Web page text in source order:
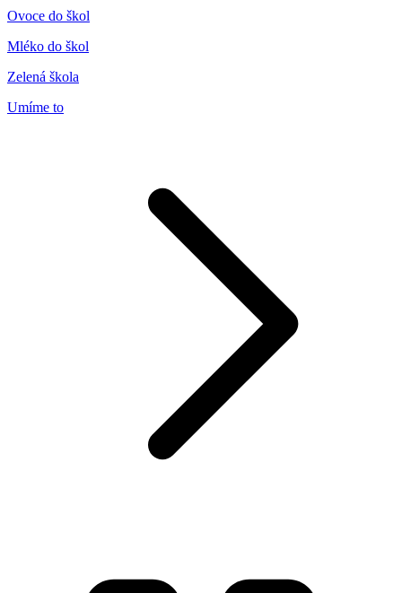
Ovoce do škol
Mléko do škol
Zelená škola
Umíme to